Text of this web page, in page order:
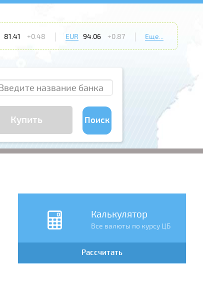
81.41 +0.48 EUR 94.06 +0.87 Еще...
Купить Поиск
Калькулятор
Все валюты по курсу ЦБ
Рассчитать